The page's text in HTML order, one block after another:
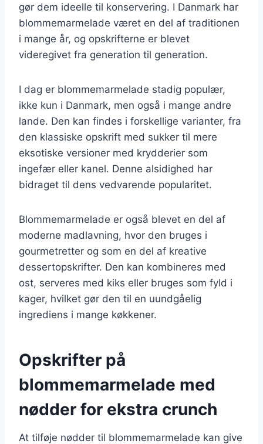
gør dem ideelle til konservering. I Danmark har
blommemarmelade været en del af traditionen
i mange år, og opskrifterne er blevet
videregivet fra generation til generation.
I dag er blommemarmelade stadig populær,
ikke kun i Danmark, men også i mange andre
lande. Den kan findes i forskellige varianter, fra
den klassiske opskrift med sukker til mere
eksotiske versioner med krydderier som
ingefær eller kanel. Denne alsidighed har
bidraget til dens vedvarende popularitet.
Blommemarmelade er også blevet en del af
moderne madlavning, hvor den bruges i
gourmetretter og som en del af kreative
dessertopskrifter. Den kan kombineres med
ost, serveres med kiks eller bruges som fyld i
kager, hvilket gør den til en uundgåelig
ingrediens i mange køkkener.
Opskrifter på
blommemarmelade med
nødder for ekstra crunch
At tilføje nødder til blommemarmelade kan give